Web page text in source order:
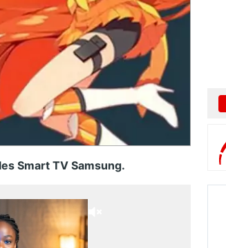
Smart TV Samsung.